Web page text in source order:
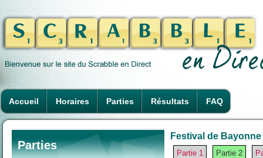
Accueil Horaires Parties Résultats FAQ
Parties
Festival de
Partie 1 Partie 2